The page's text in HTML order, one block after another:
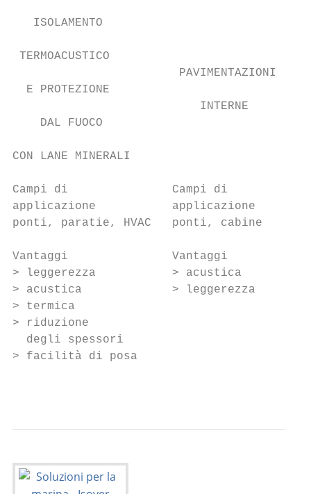
ISOLAMENTO
TERMOACUSTICO
PAVIMENTAZIONI
E PROTEZIONE
INTERNE
DAL FUOCO
CON LANE MINERALI
Campi di               Campi di
applicazione           applicazione
ponti, paratie, HVAC   ponti, cabine
Vantaggi               Vantaggi
> leggerezza           > acustica        >
> acustica             > leggerezza      >
> termica                                  di
> riduzione                              >
  degli spessori
> facilità di posa